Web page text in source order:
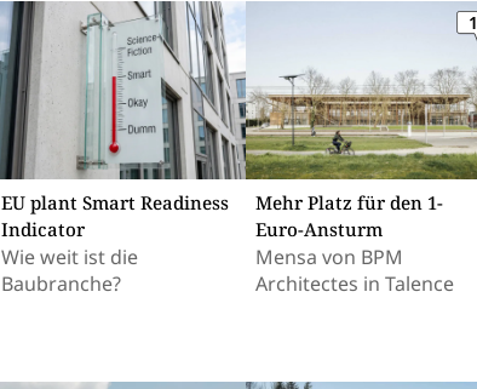
EU plant Smart Readiness
Indicator
Wie weit ist die
Baubranche?
Mehr Platz für den 1-
Euro-Ansturm
Mensa von BPM
Architectes in Talence
1